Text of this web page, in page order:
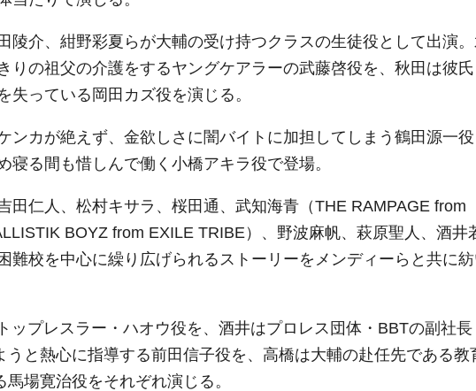
陵介、紺野彩夏らが大輔の受け持つクラスの生徒役として出演
りの祖父の介護をするヤングケアラーの武藤啓役を、秋田は彼
っている岡田カズ役を演じる。
ンカが絶えず、金欲しさに闇バイトに加担してしまう鶴田源一役
寝る間も惜しんで働く小橋アキラ役で登場。
田仁人、松村キサラ、桜田通、武知海青（THE RAMPAGE from
BOYZ from EXILE TRIBE）、野波麻帆、萩原聖人、酒井
難校を中心に繰り広げられるストーリーをメンディーらと共に
ップレスラー・ハオウ役を、酒井はプロレス団体・BBTの副社長
うと熱心に指導する前田信子役を、高橋は大輔の赴任先である教
場寛治役をそれぞれ演じる。